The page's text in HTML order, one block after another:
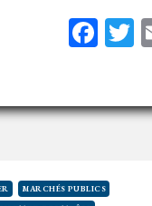
MARCHÉS PUBLICS